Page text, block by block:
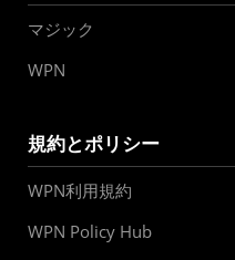
マジック
WPN
規約とポリシー
WPN利用規約
WPN Policy Hub